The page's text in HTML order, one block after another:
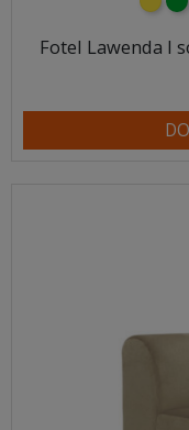
Fotel Lawenda I